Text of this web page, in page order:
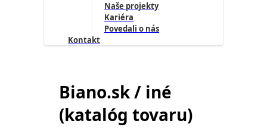
Naše projekty
Kariéra
Povedali o nás
Kontakt
Biano.sk / iné
(katalóg tovaru)